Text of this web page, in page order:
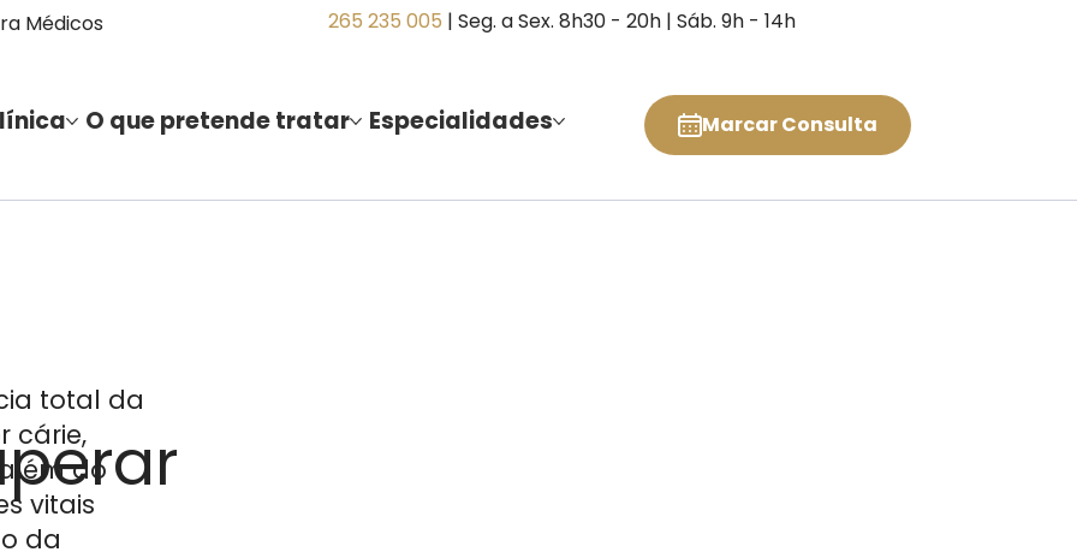
Médicos 265 235 005 | Seg. a Sex. 8h30 - 20h | Sáb. 9h - 14h
O que pretende tratar Especialidades Marcar Consulta
total da
cárie,
do
vitais
da